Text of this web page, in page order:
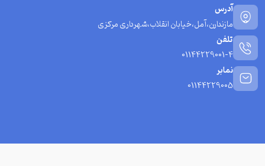
آدرس
مازندارن،آمل،خیابان انقلاب،شهرداری مرکزی
تلفن
01144229001-4
نمابر
01144229005